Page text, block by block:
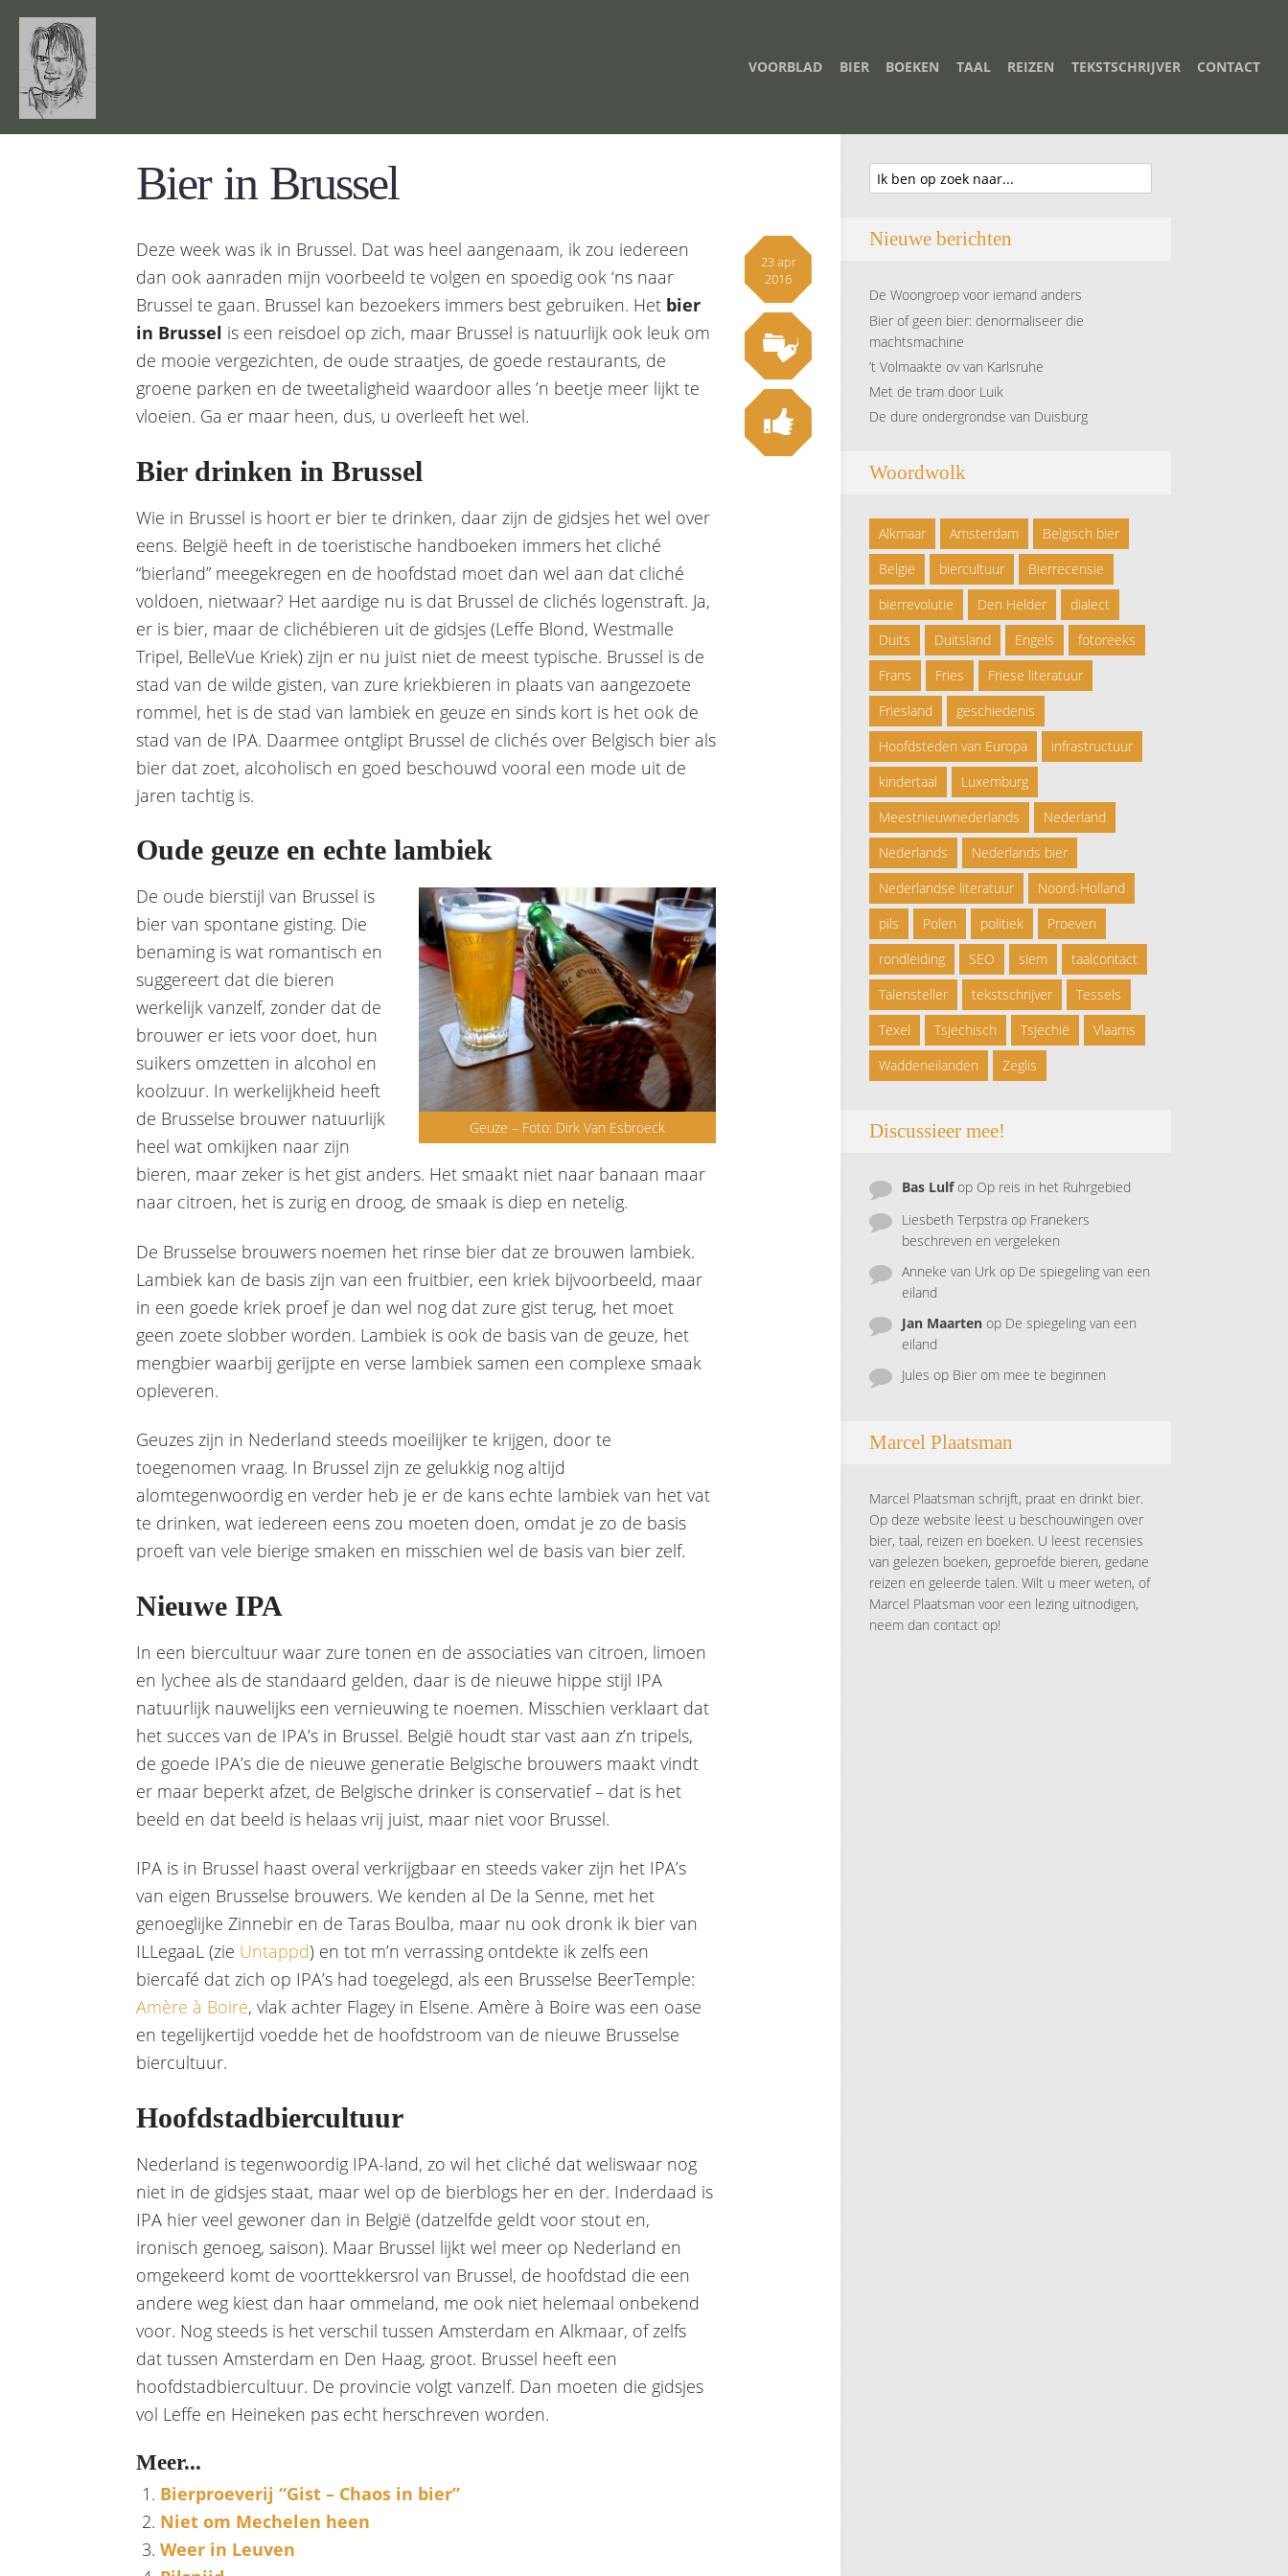
VOORBLAD BIER BOEKEN TAAL REIZEN TEKSTSCHRIJVER CONTACT
Bier in Brussel
23 apr
2016
Deze week was ik in Brussel. Dat was heel aangenaam, ik zou iedereen
dan ook aanraden mijn voorbeeld te volgen en spoedig ook ‘ns naar
Brussel te gaan. Brussel kan bezoekers immers best gebruiken. Het bier
in Brussel is een reisdoel op zich, maar Brussel is natuurlijk ook leuk om
de mooie vergezichten, de oude straatjes, de goede restaurants, de
groene parken en de tweetaligheid waardoor alles ’n beetje meer lijkt te
vloeien. Ga er maar heen, dus, u overleeft het wel.
Bier drinken in Brussel
Wie in Brussel is hoort er bier te drinken, daar zijn de gidsjes het wel over
eens. België heeft in de toeristische handboeken immers het cliché
“bierland” meegekregen en de hoofdstad moet dan wel aan dat cliché
voldoen, nietwaar? Het aardige nu is dat Brussel de clichés logenstraft. Ja,
er is bier, maar de clichébieren uit de gidsjes (Leffe Blond, Westmalle
Tripel, BelleVue Kriek) zijn er nu juist niet de meest typische. Brussel is de
stad van de wilde gisten, van zure kriekbieren in plaats van aangezoete
rommel, het is de stad van lambiek en geuze en sinds kort is het ook de
stad van de IPA. Daarmee ontglipt Brussel de clichés over Belgisch bier als
bier dat zoet, alcoholisch en goed beschouwd vooral een mode uit de
jaren tachtig is.
Oude geuze en echte lambiek
Geuze – Foto: Dirk Van Esbroeck
De oude bierstijl van Brussel is
bier van spontane gisting. Die
benaming is wat romantisch en
suggereert dat die bieren
werkelijk vanzelf, zonder dat de
brouwer er iets voor doet, hun
suikers omzetten in alcohol en
koolzuur. In werkelijkheid heeft
de Brusselse brouwer natuurlijk
heel wat omkijken naar zijn
bieren, maar zeker is het gist anders. Het smaakt niet naar banaan maar
naar citroen, het is zurig en droog, de smaak is diep en netelig.
De Brusselse brouwers noemen het rinse bier dat ze brouwen lambiek.
Lambiek kan de basis zijn van een fruitbier, een kriek bijvoorbeeld, maar
in een goede kriek proef je dan wel nog dat zure gist terug, het moet
geen zoete slobber worden. Lambiek is ook de basis van de geuze, het
mengbier waarbij gerijpte en verse lambiek samen een complexe smaak
opleveren.
Geuzes zijn in Nederland steeds moeilijker te krijgen, door te
toegenomen vraag. In Brussel zijn ze gelukkig nog altijd
alomtegenwoordig en verder heb je er de kans echte lambiek van het vat
te drinken, wat iedereen eens zou moeten doen, omdat je zo de basis
proeft van vele bierige smaken en misschien wel de basis van bier zelf.
Nieuwe IPA
In een biercultuur waar zure tonen en de associaties van citroen, limoen
en lychee als de standaard gelden, daar is de nieuwe hippe stijl IPA
natuurlijk nauwelijks een vernieuwing te noemen. Misschien verklaart dat
het succes van de IPA’s in Brussel. België houdt star vast aan z’n tripels,
de goede IPA’s die de nieuwe generatie Belgische brouwers maakt vindt
er maar beperkt afzet, de Belgische drinker is conservatief – dat is het
beeld en dat beeld is helaas vrij juist, maar niet voor Brussel.
IPA is in Brussel haast overal verkrijgbaar en steeds vaker zijn het IPA’s
van eigen Brusselse brouwers. We kenden al De la Senne, met het
genoeglijke Zinnebir en de Taras Boulba, maar nu ook dronk ik bier van
ILLegaaL (zie Untappd) en tot m’n verrassing ontdekte ik zelfs een
biercafé dat zich op IPA’s had toegelegd, als een Brusselse BeerTemple:
Amère à Boire, vlak achter Flagey in Elsene. Amère à Boire was een oase
en tegelijkertijd voedde het de hoofdstroom van de nieuwe Brusselse
biercultuur.
Hoofdstadbiercultuur
Nederland is tegenwoordig IPA-land, zo wil het cliché dat weliswaar nog
niet in de gidsjes staat, maar wel op de bierblogs her en der. Inderdaad is
IPA hier veel gewoner dan in België (datzelfde geldt voor stout en,
ironisch genoeg, saison). Maar Brussel lijkt wel meer op Nederland en
omgekeerd komt de voorttekkersrol van Brussel, de hoofdstad die een
andere weg kiest dan haar ommeland, me ook niet helemaal onbekend
voor. Nog steeds is het verschil tussen Amsterdam en Alkmaar, of zelfs
dat tussen Amsterdam en Den Haag, groot. Brussel heeft een
hoofdstadbiercultuur. De provincie volgt vanzelf. Dan moeten die gidsjes
vol Leffe en Heineken pas echt herschreven worden.
Meer...
Bierproeverij “Gist – Chaos in bier”
Niet om Mechelen heen
Weer in Leuven
Nieuwe berichten
De Woongroep voor iemand anders
Bier of geen bier: denormaliseer die
machtsmachine
’t Volmaakte ov van Karlsruhe
Met de tram door Luik
De dure ondergrondse van Duisburg
Woordwolk
Alkmaar Amsterdam
Belgisch bier
België
biercultuur
Bierrecensie
bierrevolutie
Den Helder
dialect
Duits
Duitsland Engels
fotoreeks
Frans
Fries
Friese literatuur
Friesland
geschiedenis
Hoofdsteden van Europa
infrastructuur
kindertaal
Luxemburg
Meestnieuwnederlands
Nederland
Nederlands
Nederlands bier
Nederlandse literatuur
Noord-Holland
pils
Polen politiek
Proeven
rondleiding
SEO siem
taalcontact
Talensteller
tekstschrijver
Tessels
Texel
Tsjechisch Tsjechië
Vlaams
Waddeneilanden
Zeglis
Discussieer mee!
Bas Lulfop Op reis in het Ruhrgebied
Liesbeth Terpstra op Franekers
beschreven en vergeleken
Anneke van Urk op De spiegeling van een
eiland
Jan Maarten op De spiegeling van een
eiland
Jules op Bier om mee te beginnen
Marcel Plaatsman
Marcel Plaatsman schrijft, praat en drinkt bier.
Op deze website leest u beschouwingen over
bier, taal, reizen en boeken. U leest recensies
van gelezen boeken, geproefde bieren, gedane
reizen en geleerde talen. Wilt u meer weten, of
Marcel Plaatsman voor een lezing uitnodigen,
neem dan contact op!